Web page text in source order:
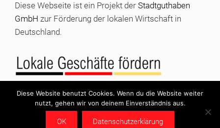
Diese Webseite ist ein Projekt der Stadtguthaben
GmbH zur Förderung der lokalen Wirtschaft in
Deutschland.
© 2026 Stadtgutschein kaufen |Impressum|Datenschutz
Stadtguthaben GmbH
Diese Website benutzt Cookies. Wenn du die Website weiter
nutzt, gehen wir von deinem Einverständnis aus.
OK Datenschutzerklärung